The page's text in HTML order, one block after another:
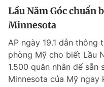
Lầu Năm Góc chuẩn
Minnesota
AP ngày 19.1 dẫn
phòng Mỹ cho biết Lầu
1.500 quân nhân để
Minnesota của Mỹ ngay